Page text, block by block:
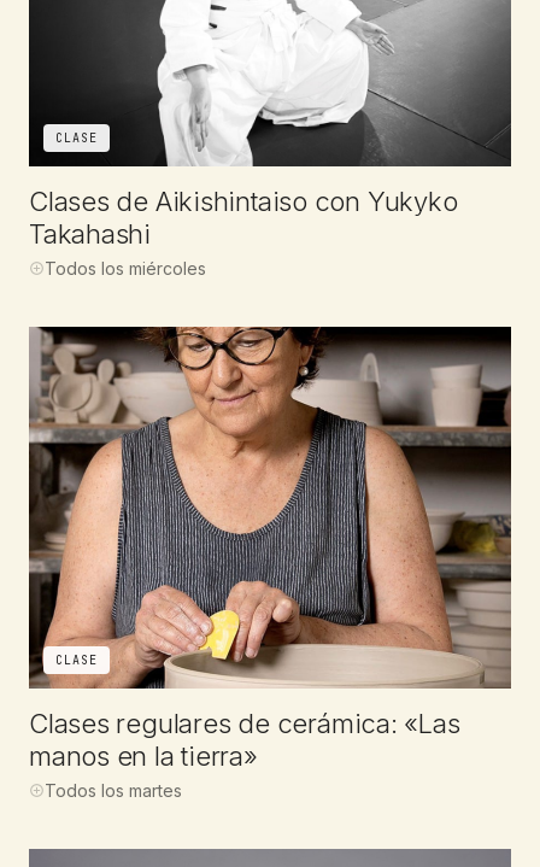
CLASE
Clases de Aikishintaiso con Yukyko
Takahashi
Todos los miércoles
CLASE
Clases regulares de cerámica: «Las
manos en la tierra»
Todos los martes